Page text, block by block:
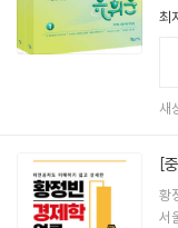
최
새
[
황
서